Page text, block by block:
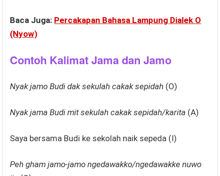
Baca Juga: Percakapan Bahasa Lampung Dialek O
(Nyow)
Contoh Kalimat Jama dan Jamo
Nyak jamo Budi dak sekulah cakak sepidah (O)
Nyak jama Budi mit sekulah cakak sepidah/karita (A)
Saya bersama Budi ke sekolah naik sepeda (I)
Peh gham jamo-jamo ngedawakko/ngedawakke nuwo